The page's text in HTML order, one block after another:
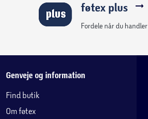
føtex plus
Fordele når du handler
Genveje og information
Find butik
Om føtex